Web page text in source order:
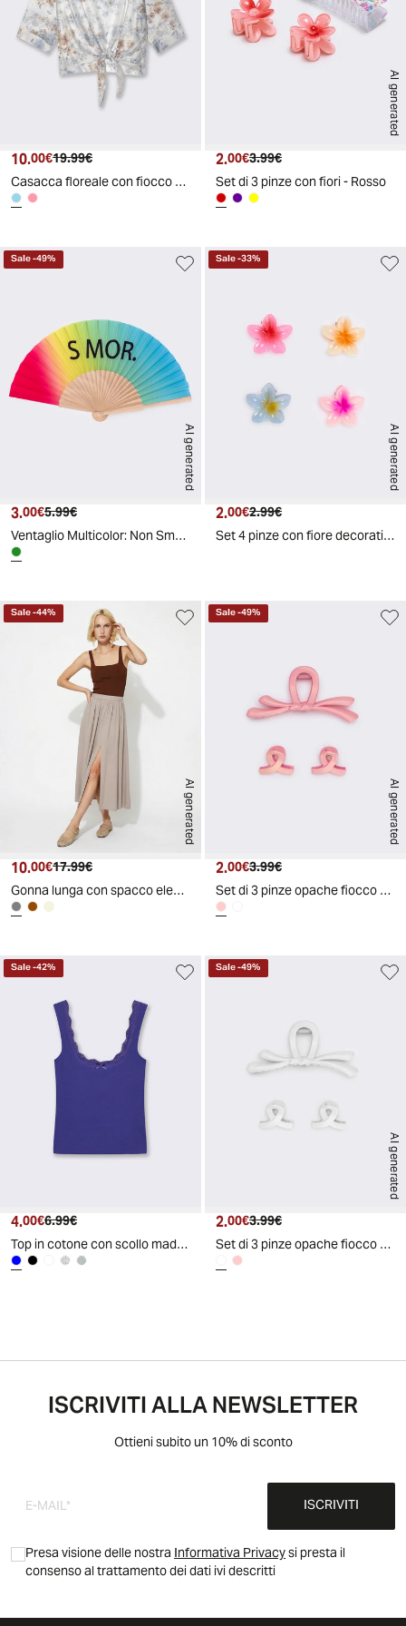
Prezzo attuale
10.00€ Prezzo originale
19.99€
Casacca floreale con fiocco all'orlo
AI generated
Prezzo attuale
2.00€ Prezzo originale
3.99€
Set di 3 pinze con fiori - Rosso
AI generated
Sale-49%
Prezzo attuale
3.00€ Prezzo originale
5.99€
Ventaglio Multicolor: Non Smetterò Mai di Splendere - Verde
AI generated
Sale-33%
Prezzo attuale
2.00€ Prezzo originale
2.99€
Set 4 pinze con fiore decorativo - Multicolore
AI generated
Sale-44%
Prezzo attuale
10.00€ Prezzo originale
17.99€
Gonna lunga con spacco elegante e versatile - Grigio fango
AI generated
Sale-49%
Prezzo attuale
2.00€ Prezzo originale
3.99€
Set di 3 pinze opache fiocco - Rosa
Sale-42%
Prezzo attuale
4.00€ Prezzo originale
6.99€
Top in cotone con scollo madonna e fiocco - Blu cobalto
AI generated
Sale-49%
Prezzo attuale
2.00€ Prezzo originale
3.99€
Set di 3 pinze opache fiocco - Bianco
ISCRIVITI ALLA NEWSLETTER
Ottieni subito un 10% di sconto
ISCRIVITI
Presa visione delle nostraInformativa Privacysi presta il
consenso al trattamento dei dati ivi descritti